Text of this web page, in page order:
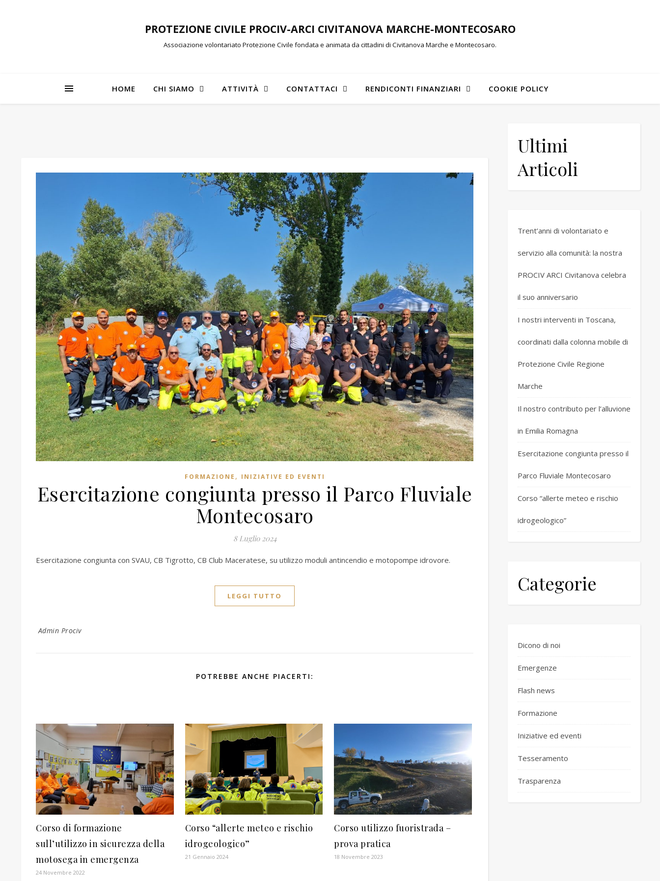
PROTEZIONE CIVILE PROCIV-ARCI CIVITANOVA MARCHE-MONTECOSARO
Associazione volontariato Protezione Civile fondata e animata da cittadini di Civitanova Marche e Montecosaro.
HOME CHI SIAMO ATTIVITÀ CONTATTACI RENDICONTI FINANZIARI COOKIE POLICY
FORMAZIONE , INIZIATIVE ED EVENTI
Esercitazione congiunta presso il Parco Fluviale
Montecosaro
8 Luglio 2024
Esercitazione congiunta con SVAU, CB Tigrotto, CB Club Maceratese, su utilizzo moduli antincendio e motopompe idrovore.
LEGGI TUTTO
Admin Prociv
POTREBBE ANCHE PIACERTI:
Corso di formazione
sull’utilizzo in sicurezza della
motosega in emergenza
24 Novembre 2022
Corso “allerte meteo e rischio
idrogeologico”
21 Gennaio 2024
Corso utilizzo fuoristrada –
prova pratica
18 Novembre 2023
Ultimi
Articoli
Trent’anni di volontariato e
servizio alla comunità: la nostra
PROCIV ARCI Civitanova celebra
il suo anniversario
I nostri interventi in Toscana,
coordinati dalla colonna mobile di
Protezione Civile Regione
Marche
Il nostro contributo per l’alluvione
in Emilia Romagna
Esercitazione congiunta presso il
Parco Fluviale Montecosaro
Corso “allerte meteo e rischio
idrogeologico”
Categorie
Dicono di noi
Emergenze
Flash news
Formazione
Iniziative ed eventi
Tesseramento
Trasparenza